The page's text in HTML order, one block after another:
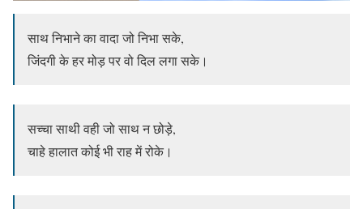
साथ निभाने का वादा जो निभा सके,
जिंदगी के हर मोड़ पर वो दिल लगा सके।
सच्चा साथी वही जो साथ न छोड़े,
चाहे हालात कोई भी राह में रोके।